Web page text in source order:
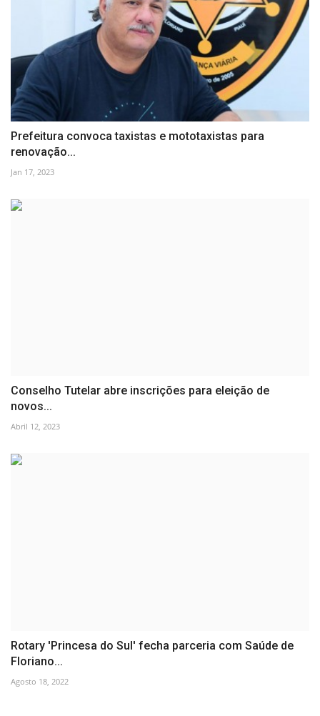
Prefeitura convoca taxistas e mototaxistas para
renovação...
Jan 17, 2023
Conselho Tutelar abre inscrições para eleição de
novos...
Abril 12, 2023
Rotary 'Princesa do Sul' fecha parceria com Saúde de
Floriano...
Agosto 18, 2022